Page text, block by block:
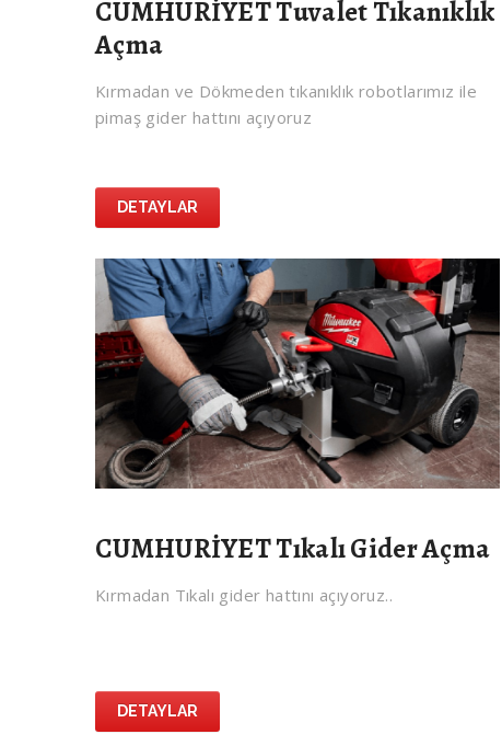
CUMHURİYET Tuvalet Tıkanıklık
Açma
Kırmadan ve Dökmeden tıkanıklık robotlarımız ile
pimaş gider hattını açıyoruz
DETAYLAR
CUMHURİYET Tıkalı Gider Açma
Kırmadan Tıkalı gider hattını açıyoruz..
DETAYLAR